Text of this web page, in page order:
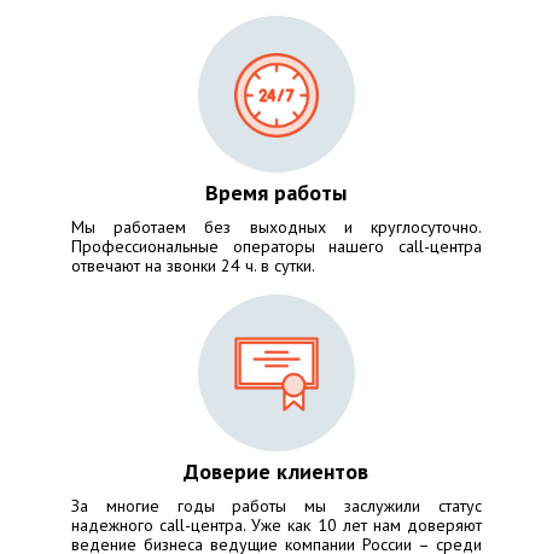
Время работы
Мы работаем без выходных и круглосуточно.
Профессиональные операторы нашего call-центра
отвечают на звонки 24 ч. в сутки.
Доверие клиентов
За многие годы работы мы заслужили статус
надежного call-центра. Уже как 10 лет нам доверяют
ведение бизнеса ведущие компании России – среди